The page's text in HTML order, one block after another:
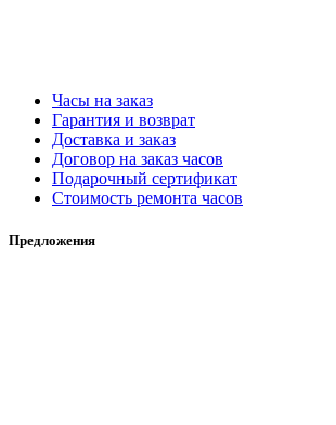
Часы на заказ
Гарантия и возврат
Доставка и заказ
Договор на заказ часов
Подарочный сертификат
Стоимость ремонта часов
Предложения